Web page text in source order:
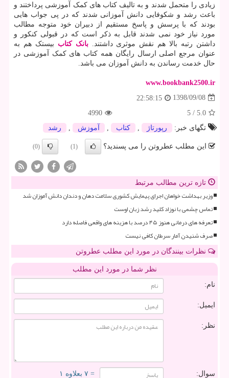
زیادی را متحمل شدند و به تالیف کتاب های کمک آموزشی پرداختند و
باعث رشد و شکوفایی دانش آموزانی شدند که در پی جواب هایی
بودند که با پرسش و پاسخ مستقیم از دبیران خود متوجه مطالب
مورد نیاز خود نمی شدند قابل به ذکر است که در قبولی کنکور و
داشتن رتبه بالا هم نقش موثری داشتند.بانک کتاب بیستک هم به
عنوان مرجع اصلی ارسال رایگان همه کتاب های کمک آموزشی در
حال خدمت رساندن به دانش آموزان می باشد.
www.bookbank2500.ir
1398/09/08
22:58:15
5.0
/
5
4990
تگهای خبر:
رپورتاژ كتاب آموزش رشد
این مطلب عطروتن را می پسندید؟ (1)
(0)
تازه ترین مطالب مرتبط
وزیر بهداشت خواهان اجرای پیمایش کشوری سلامت دهان و دندان دانش آموزان شد
تماس چشمی با نوزاد کلید رشد زبان اوست
تعرفه های درمانی هنوز ۴۵ درصد با هزینه های واقعی فاصله دارد
صرف شنیدن آمار سرطان کافی نیست
نظرات بینندگان در مورد این مطلب عطروتن
نظر شما در مورد این مطلب
نام:
ایمیل:
نظر:
سوال: = ۷ بعلاوه ۱